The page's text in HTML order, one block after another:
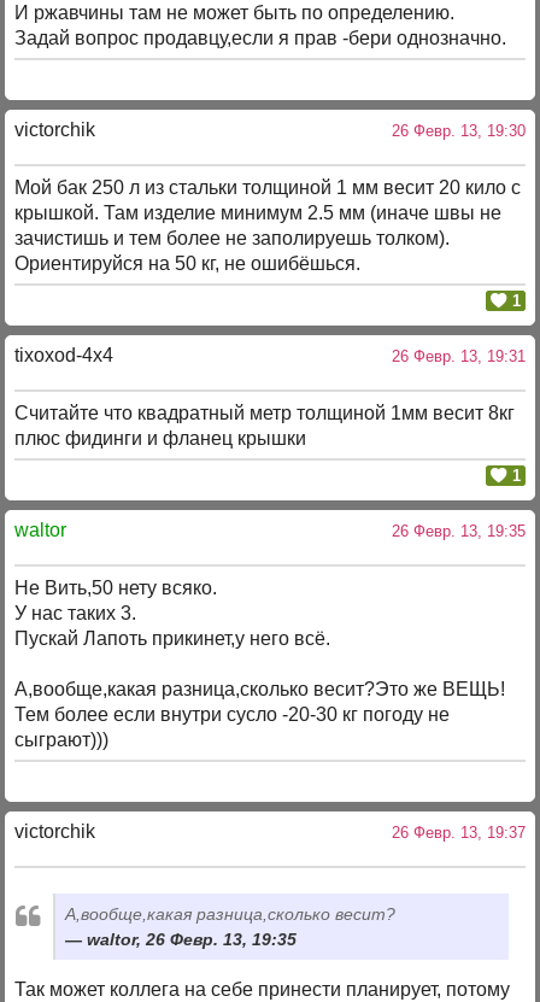
И ржавчины там не может быть по определению.
Задай вопрос продавцу,если я прав -бери однозначно.
victorchik 26 Февр. 13, 19:30
Мой бак 250 л из стальки толщиной 1 мм весит 20 кило с
крышкой. Там изделие минимум 2.5 мм (иначе швы не
зачистишь и тем более не заполируешь толком).
Ориентируйся на 50 кг, не ошибёшься.
1
tixoxod-4x4 26 Февр. 13, 19:31
Считайте что квадратный метр толщиной 1мм весит 8кг
плюс фидинги и фланец крышки
1
waltor 26 Февр. 13, 19:35
Не Вить,50 нету всяко.
У нас таких 3.
Пускай Лапоть прикинет,у него всё.
А,вообще,какая разница,сколько весит?Это же ВЕЩЬ!
Тем более если внутри сусло -20-30 кг погоду не
сыграют)))
victorchik 26 Февр. 13, 19:37
А,вообще,какая разница,сколько весит?
waltor, 26 Февр. 13, 19:35
Так может коллега на себе принести планирует, потому